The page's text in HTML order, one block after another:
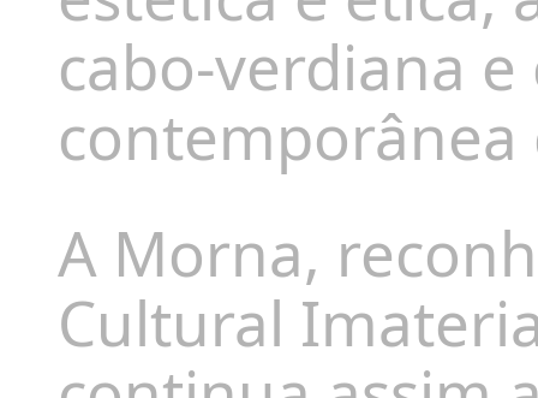
cabo-verdiana
A Morna,
Cultural